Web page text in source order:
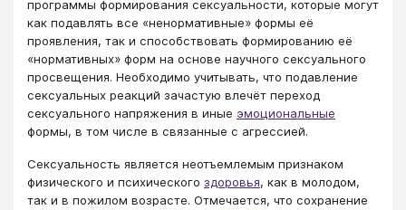
программы формирования сексуальности, которые могут
как подавлять все «ненормативные» формы её
проявления, так и способствовать формированию её
«нормативных» форм на основе научного сексуального
просвещения. Необходимо учитывать, что подавление
сексуальных реакций зачастую влечёт переход
сексуального напряжения в иные эмоциональные
формы, в том числе в связанные с агрессией.
Сексуальность является неотъемлемым признаком
физического и психического здоровья, как в молодом,
так и в пожилом возрасте. Отмечается, что сохранение